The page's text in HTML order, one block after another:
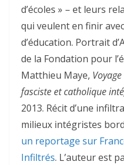
d’écoles » – et leurs
qui veulent en finir
d’éducation. Portrait
de la Fondation pour
Matthieu Maye,
fasciste et catholique
2013. Récit d’une
milieux intégristes
un reportage sur
Infiltrés. L’auteur est